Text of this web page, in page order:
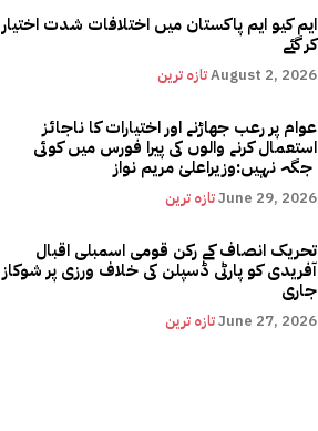
ایم کیو ایم پاکستان میں اختلافات شدت اختیار
کر گئے
تازہ ترینAugust 2, 2026
عوام پر رعب جھاڑنے اور اختیارات کا ناجائز
استعمال کرنے والوں کی پیرا فورس میں کوئی
تازہ ترینJune 29, 2026
تحریک انصاف کے رکن قومی اسمبلی اقبال
آفریدی کو پارٹی ڈسپلن کی خلاف ورزی پر شوکاز
جاری
تازہ ترینJune 27, 2026